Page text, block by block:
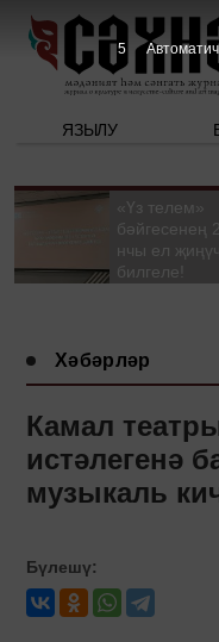
ЯЗЫЛУ
«Үз телем»
бәйгесенең
нчы ел
билгеле!
Хәбәрләр
Камал
истәлегенә
музыкаль
Бүлешү:
4